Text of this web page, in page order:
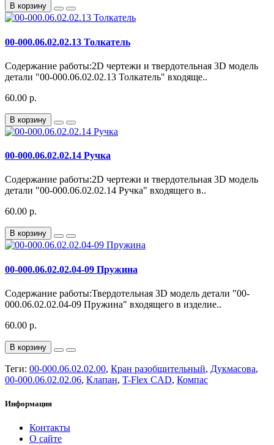
В корзину
00-000.06.02.02.13 Толкатель
Содержание работы:2D чертежи и твердотельная 3D модель
детали "00-000.06.02.02.13 Толкатель" входяще..
60.00 р.
В корзину
00-000.06.02.02.14 Ручка
Содержание работы:2D чертежи и твердотельная 3D модель
детали "00-000.06.02.02.14 Ручка" входящего в..
60.00 р.
В корзину
00-000.06.02.02.04-09 Пружина
Содержание работы:Твердотельная 3D модель детали "00-
000.06.02.02.04-09 Пружина" входящего в изделие..
60.00 р.
В корзину
Теги: 00-000.06.02.02.00, Кран разобщительный, Дукмасова,
00-000.06.02.02.06, Клапан, T-Flex CAD, Компас
Информация
Контакты
О сайте